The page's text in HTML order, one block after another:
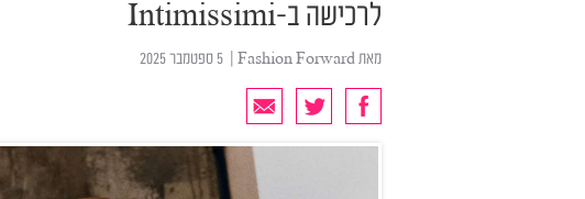
לרכישה ב-Intimissimi
מאתFashion Forward